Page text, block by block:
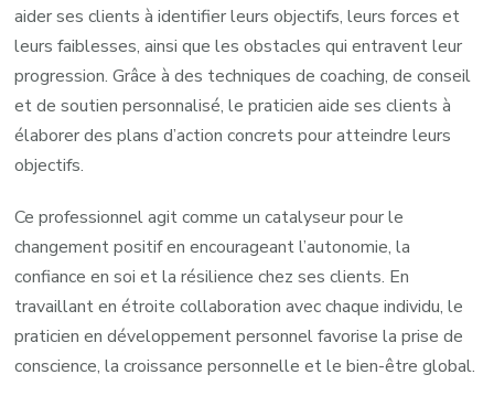
aider ses clients à identifier leurs objectifs, leurs forces et
leurs faiblesses, ainsi que les obstacles qui entravent leur
progression. Grâce à des techniques de coaching, de conseil
et de soutien personnalisé, le praticien aide ses clients à
élaborer des plans d’action concrets pour atteindre leurs
objectifs.
Ce professionnel agit comme un catalyseur pour le
changement positif en encourageant l’autonomie, la
confiance en soi et la résilience chez ses clients. En
travaillant en étroite collaboration avec chaque individu, le
praticien en développement personnel favorise la prise de
conscience, la croissance personnelle et le bien-être global.